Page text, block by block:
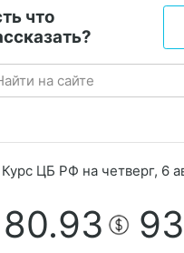
что
Курс ЦБ РФ на четверг, 6
80.93